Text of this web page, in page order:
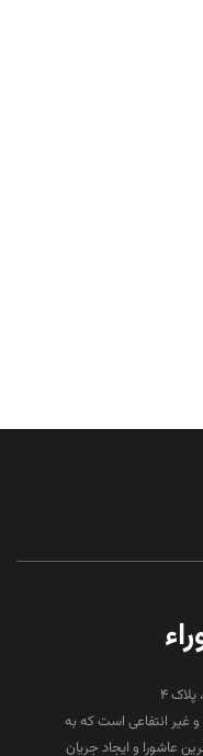
4
و غیر انتفاعی است که به
و ایجاد جریان